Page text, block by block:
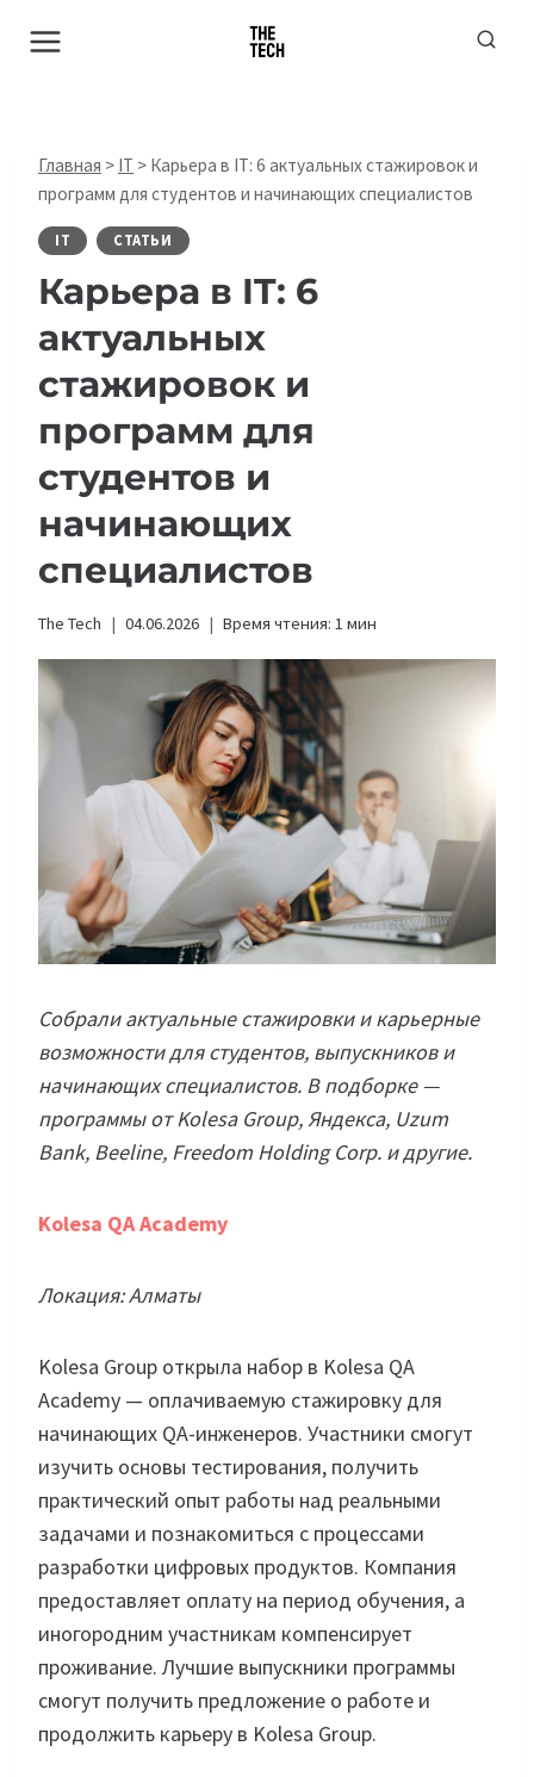
Главная > IT > Карьера в IT: 6 актуальных стажировок и
программ для студентов и начинающих специалистов
IT СТАТЬИ
Карьера в IT: 6
актуальных
стажировок и
программ для
студентов и
начинающих
специалистов
The Tech 04.06.2026 Время чтения: 1 мин
Собрали актуальные стажировки и карьерные
возможности для студентов, выпускников и
начинающих специалистов. В подборке —
программы от Kolesa Group, Яндекса, Uzum
Bank, Beeline, Freedom Holding Corp. и другие.
Kolesa QA Academy
Локация: Алматы
Kolesa Group открыла набор в Kolesa QA
Academy — оплачиваемую стажировку для
начинающих QA-инженеров. Участники смогут
изучить основы тестирования, получить
практический опыт работы над реальными
задачами и познакомиться с процессами
разработки цифровых продуктов. Компания
предоставляет оплату на период обучения, а
иногородним участникам компенсирует
проживание. Лучшие выпускники программы
смогут получить предложение о работе и
продолжить карьеру в Kolesa Group.